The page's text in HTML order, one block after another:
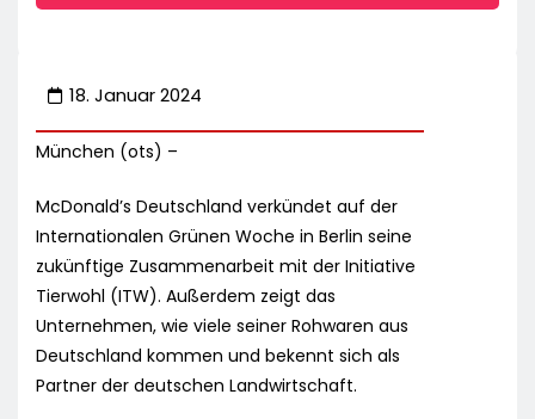
18. Januar 2024
München (ots) –
McDonald’s Deutschland verkündet auf der
Internationalen Grünen Woche in Berlin seine
zukünftige Zusammenarbeit mit der Initiative
Tierwohl (ITW). Außerdem zeigt das
Unternehmen, wie viele seiner Rohwaren aus
Deutschland kommen und bekennt sich als
Partner der deutschen Landwirtschaft.